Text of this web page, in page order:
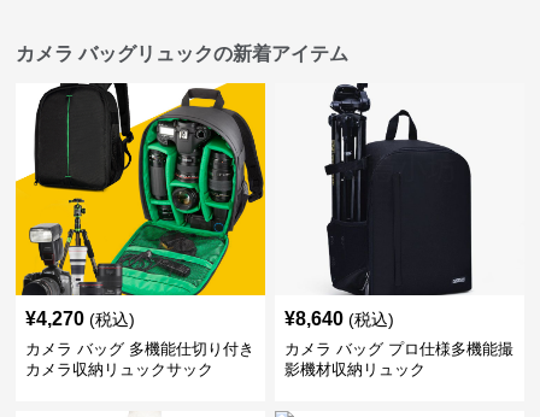
カメラ バッグリュックの新着アイテム
¥4,270 (税込)
カメラ バッグ 多機能仕切り付き
カメラ収納リュックサック
¥8,640 (税込)
カメラ バッグ プロ仕様多機能撮
影機材収納リュック